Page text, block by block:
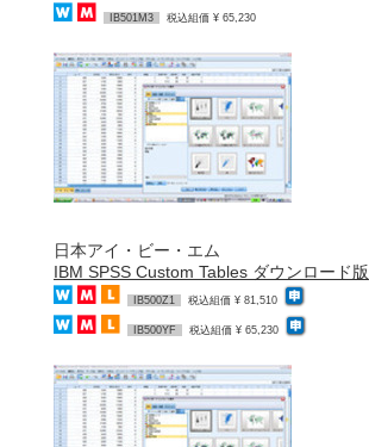
IB501M3 税込組価 ¥ 65,230
日本アイ・ビー・エム
IBM SPSS Custom Tables ダウンロード版
IB500Z1 税込組価 ¥ 81,510
IB500YF 税込組価 ¥ 65,230